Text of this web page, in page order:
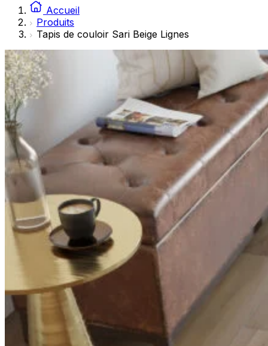
Accueil
Produits
Tapis de couloir Sari Beige Lignes
Les cookies marketing sont utilisés pour suivre les
engageantes pour l'utilisateur individuel et, par
Les cookies non classés sont des cookies qui sont en